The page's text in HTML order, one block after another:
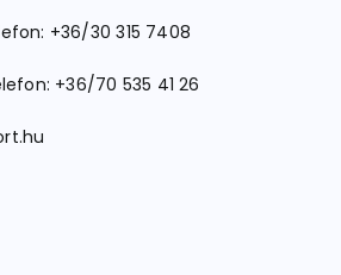
+36/30 315 7408
+36/70 535 41 26